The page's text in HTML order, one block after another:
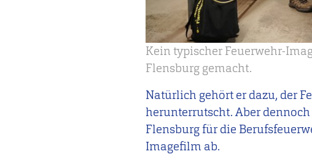
Kein typischer Feuerwehr-
Flensburg gemacht.
Natürlich gehört er dazu, der
herunterrutscht. Aber
Flensburg für die
Imagefilm ab.